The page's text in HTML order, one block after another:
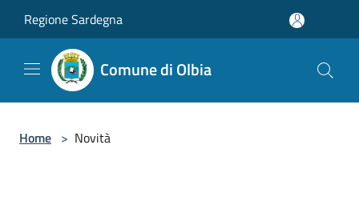
Regione Sardegna
Comune di Olbia
Home > Novità